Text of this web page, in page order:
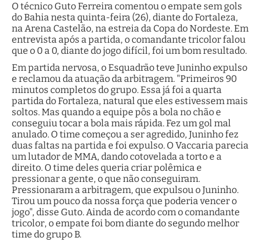
O técnico Guto Ferreira comentou o empate sem gols
do Bahia nesta quinta-feira (26), diante do Fortaleza,
na Arena Castelão, na estreia da Copa do Nordeste. Em
entrevista após a partida, o comandante tricolor falou
que o 0 a 0, diante do jogo difícil, foi um bom resultado.
Em partida nervosa, o Esquadrão teve Juninho expulso
e reclamou da atuação da arbitragem. "Primeiros 90
minutos completos do grupo. Essa já foi a quarta
partida do Fortaleza, natural que eles estivessem mais
soltos. Mas quando a equipe pôs a bola no chão e
conseguiu tocar a bola mais rápida. Fez um gol mal
anulado. O time começou a ser agredido, Juninho fez
duas faltas na partida e foi expulso. O Vaccaria parecia
um lutador de MMA, dando cotovelada a torto e a
direito. O time deles queria criar polêmica e
pressionar a gente, o que não conseguiram.
Pressionaram a arbitragem, que expulsou o Juninho.
Tirou um pouco da nossa força que poderia vencer o
jogo", disse Guto. Ainda de acordo com o comandante
tricolor, o empate foi bom diante do segundo melhor
time do grupo B.